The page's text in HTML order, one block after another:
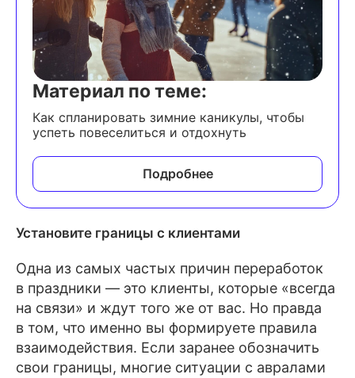
Материал по теме:
Как спланировать зимние каникулы, чтобы
успеть повеселиться и отдохнуть
Подробнее
Установите границы с клиентами
Одна из самых частых причин переработок
в праздники — это клиенты, которые «всегда
на связи» и ждут того же от вас. Но правда
в том, что именно вы формируете правила
взаимодействия. Если заранее обозначить
свои границы, многие ситуации с авралами